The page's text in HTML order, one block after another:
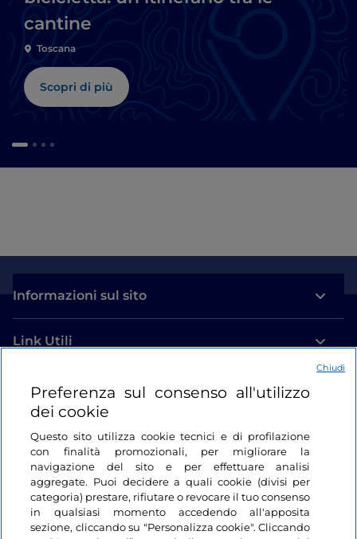
cantine
Toscana
Scopri di più
Informazioni sul sito
Link Utili
Login
Restiamo in contatto
Preferenza sul consenso all'utilizzo
dei cookie
Questo sito utilizza cookie tecnici e di profilazione
con finalità promozionali, per migliorare la
navigazione del sito e per effettuare analisi
aggregate. Puoi decidere a quali cookie (divisi per
categoria) prestare, rifiutare o revocare il tuo consenso
in qualsiasi momento accedendo all'apposita
sezione, cliccando su "Personalizza cookie". Cliccando
Chiudi